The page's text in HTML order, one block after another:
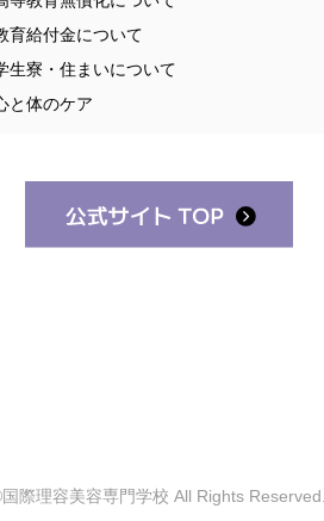
育給付金について
生寮・住まいについて
と体のケア
際理容美容専門学校 All Rights Reserved.